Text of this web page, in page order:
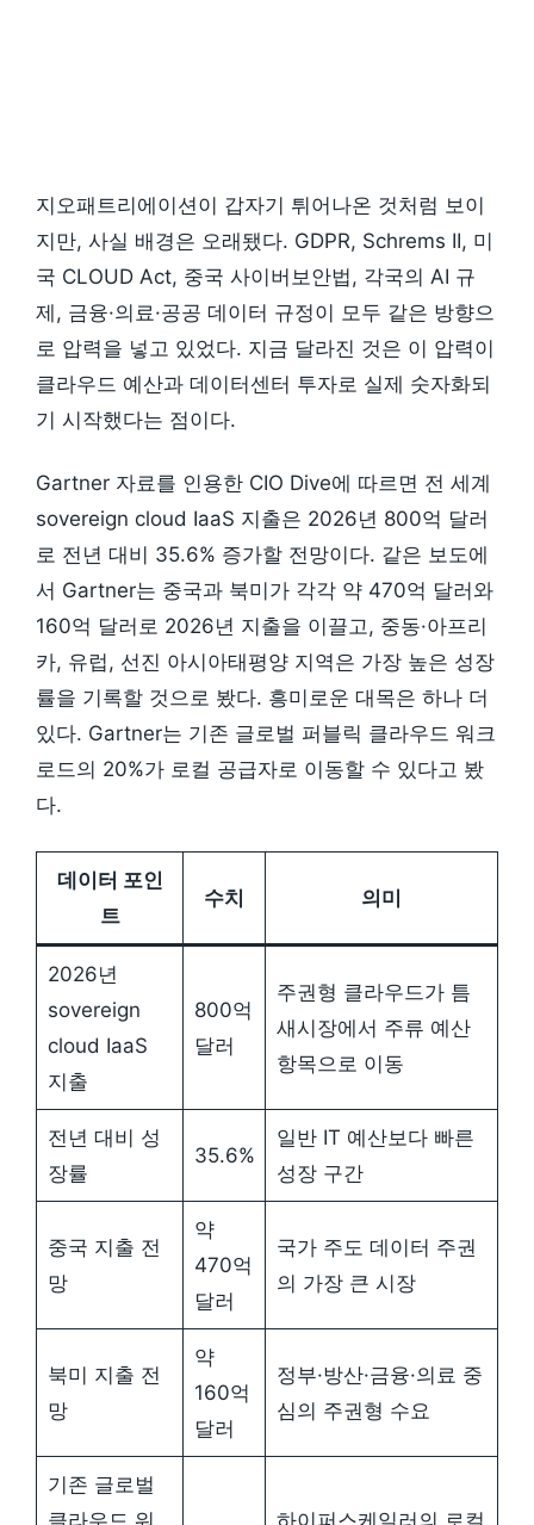
지오패트리에이션이 갑자기 튀어나온 것처럼 보이
지만, 사실 배경은 오래됐다. GDPR, Schrems II, 미
국 CLOUD Act, 중국 사이버보안법, 각국의 AI 규
제, 금융·의료·공공 데이터 규정이 모두 같은 방향으
로 압력을 넣고 있었다. 지금 달라진 것은 이 압력이
클라우드 예산과 데이터센터 투자로 실제 숫자화되
기 시작했다는 점이다.
Gartner 자료를 인용한 CIO Dive에 따르면 전 세계
sovereign cloud IaaS 지출은 2026년 800억 달러
로 전년 대비 35.6% 증가할 전망이다. 같은 보도에
서 Gartner는 중국과 북미가 각각 약 470억 달러와
160억 달러로 2026년 지출을 이끌고, 중동·아프리
카, 유럽, 선진 아시아태평양 지역은 가장 높은 성장
률을 기록할 것으로 봤다. 흥미로운 대목은 하나 더
있다. Gartner는 기존 글로벌 퍼블릭 클라우드 워크
로드의 20%가 로컬 공급자로 이동할 수 있다고 봤
다.
데이터 포인
트
수치 의미
2026년
sovereign
cloud IaaS
지출
800억
달러
주권형 클라우드가 틈
새시장에서 주류 예산
항목으로 이동
전년 대비 성
장률
35.6%
일반 IT 예산보다 빠른
성장 구간
중국 지출 전
망
약
470억
달러
국가 주도 데이터 주권
의 가장 큰 시장
북미 지출 전
망
약
160억
달러
정부·방산·금융·의료 중
심의 주권형 수요
기존 글로벌